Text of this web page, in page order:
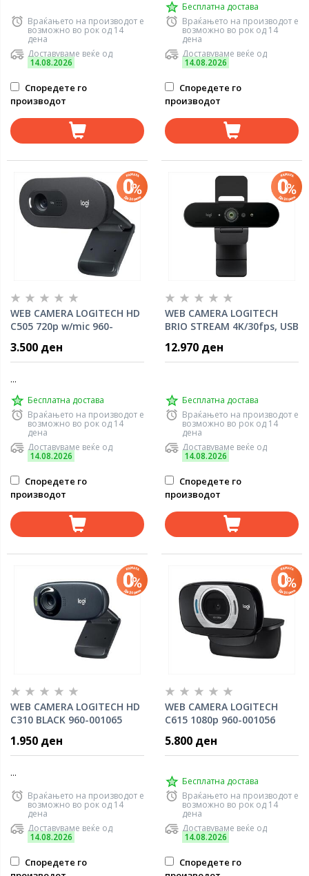
Враќањето на производот е
возможно во рок од 14
дена
Доставуваме веќе од
14.08.2026
Споредете го
производот
Бесплатна достава
Враќањето на производот е
возможно во рок од 14
дена
Доставуваме веќе од
14.08.2026
Споредете го
производот
WEB CAMERA LOGITECH HD
C505 720p w/mic 960-
3.500 ден
...
Бесплатна достава
Враќањето на производот е
возможно во рок од 14
дена
Доставуваме веќе од
14.08.2026
Споредете го
производот
WEB CAMERA LOGITECH
BRIO STREAM 4K/30fps, USB
12.970 ден
Бесплатна достава
Враќањето на производот е
возможно во рок од 14
дена
Доставуваме веќе од
14.08.2026
Споредете го
производот
WEB CAMERA LOGITECH HD
C310 BLACK 960-001065
1.950 ден
...
Враќањето на производот е
возможно во рок од 14
дена
Доставуваме веќе од
14.08.2026
Споредете го
WEB CAMERA LOGITECH
C615 1080p 960-001056
5.800 ден
Бесплатна достава
Враќањето на производот е
возможно во рок од 14
дена
Доставуваме веќе од
14.08.2026
Споредете го